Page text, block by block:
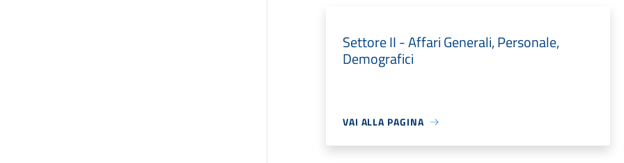
Settore II - Affari Generali, Personale,
Demografici
VAI ALLA PAGINA